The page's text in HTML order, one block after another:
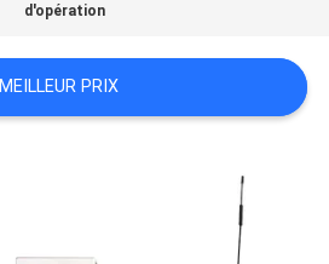
d'opération
MEILLEUR PRIX